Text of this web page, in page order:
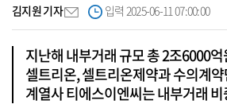
김지원 기자 입력 2025-06-11 07:00:00
지난해 내부거래 규모 총 2조6000
셀트리온, 셀트리온제약과 수의계
계열사 티에스이엔씨는 내부거래